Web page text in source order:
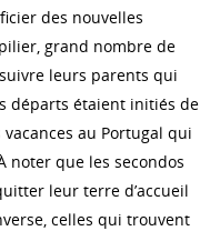
des nouvelles
grand nombre de
leurs parents qui
départs étaient initiés de
au Portugal qui
noter que les secondos
leur terre d’accueil
celles qui trouvent